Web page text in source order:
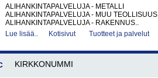
ALIHANKINTAPALVELUJA - METALLI
ALIHANKINTAPALVELUJA - MUU TEOLLISUUS
ALIHANKINTAPALVELUJA - RAKENNUS..
Lue lisää..
Kotisivut Tuotteet ja palvelut
KIRKKONUMMI